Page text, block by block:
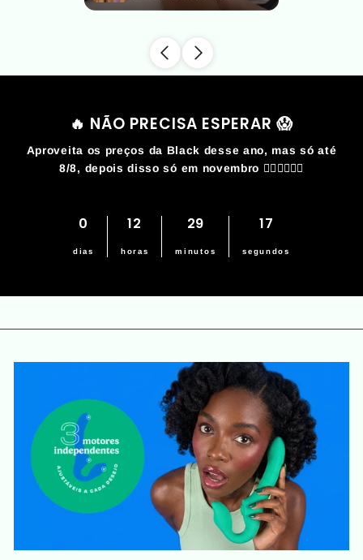
🔥 NÃO PRECISA ESPERAR 😱
Aproveita os preços da Black desse ano, mas só até
8/8, depois disso só em novembro 🏃‍♀️🏃‍♀️🏃‍♀️
0
dias
12
horas
29
minutos
16
segundos